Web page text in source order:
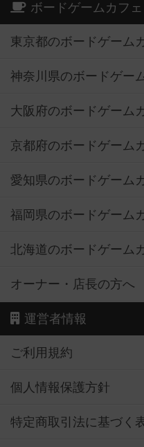
ボードゲームカフェ
東京都のボードゲーム
神奈川県のボードゲー
大阪府のボードゲーム
京都府のボードゲーム
愛知県のボードゲーム
福岡県のボードゲーム
北海道のボードゲーム
オーナー・店長の方へ
運営者情報
ご利用規約
個人情報保護方針
特定商取引法に基づく